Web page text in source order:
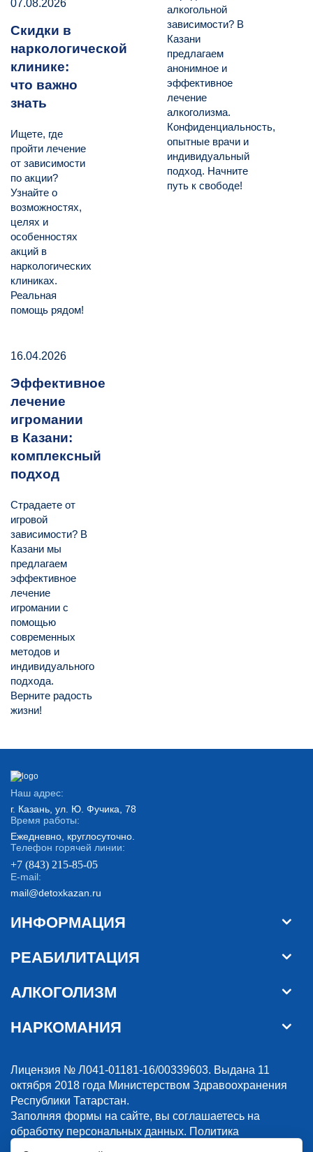
07.08.2026
Скидки в
наркологической
клинике:
что важно
знать
Ищете, где
пройти лечение
от зависимости
по акции?
Узнайте о
возможностях,
целях и
особенностях
акций в
наркологических
клиниках.
Реальная
помощь рядом!
алкогольной
зависимости? В
Казани
предлагаем
анонимное и
эффективное
лечение
алкоголизма.
Конфиденциальность,
опытные врачи и
индивидуальный
подход. Начните
путь к свободе!
16.04.2026
Эффективное
лечение
игромании
в Казани:
комплексный
подход
Страдаете от
игровой
зависимости? В
Казани мы
предлагаем
эффективное
лечение
игромании с
помощью
современных
методов и
индивидуального
подхода.
Верните радость
жизни!
Наш адрес:
г. Казань, ул. Ю. Фучика, 78
Время работы:
Ежедневно, круглосуточно.
Телефон горячей линии:
+7 (843) 215-85-05
E-mail:
mail@detoxkazan.ru
ИНФОРМАЦИЯ
РЕАБИЛИТАЦИЯ
АЛКОГОЛИЗМ
НАРКОМАНИЯ
Лицензия № Л041-01181-16/00339603. Выдана 11
октября 2018 года Министерством Здравоохранения
Республики Татарстан.
Заполняя формы на сайте, вы соглашаетесь на
обработку персональных данных. Политика